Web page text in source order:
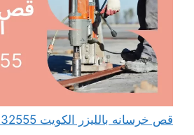
قص خرسانه بالليزر الكويت 65932555 فتح كور تكييف